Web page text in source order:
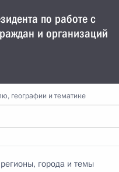
по работе с
и организаций
географии и тематике
города и темы